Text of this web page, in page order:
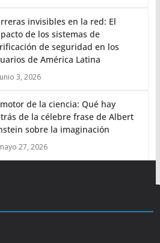
invisibles en la red: El
de los sistemas de
de seguridad en los
de América Latina
3, 2026
de la ciencia: Qué hay
de la célebre frase de Albert
sobre la imaginación
27, 2026